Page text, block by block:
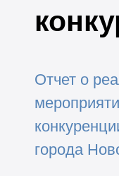
Отчет о
города